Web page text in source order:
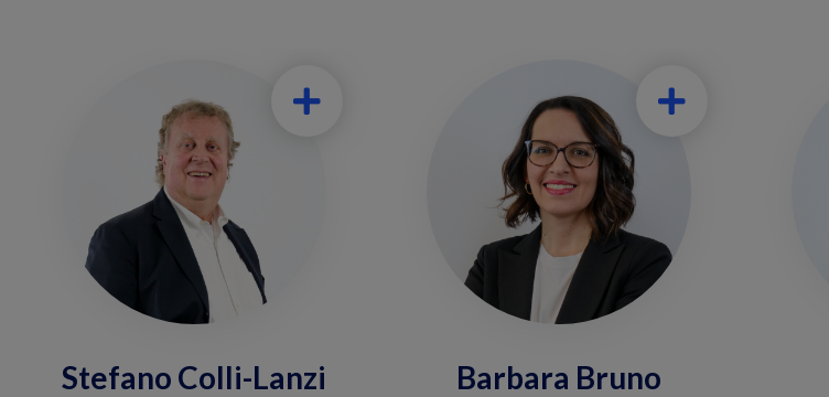
Stefano Colli-Lanzi Barbara Bruno